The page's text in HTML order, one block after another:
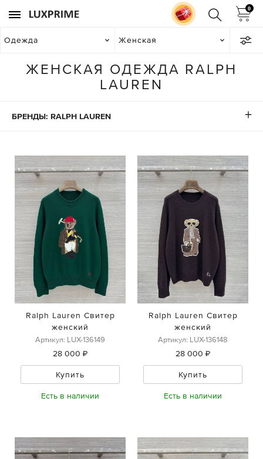
0
Одежда Женская
ЖЕНСКАЯ ОДЕЖДА RALPH
LAUREN
БРЕНДЫ: RALPH LAUREN
Ralph Lauren Свитер
женский
Артикул: LUX-136149
28 000 ₽
Купить
Есть в наличии
Ralph Lauren Свитер
женский
Артикул: LUX-136148
28 000 ₽
Купить
Есть в наличии